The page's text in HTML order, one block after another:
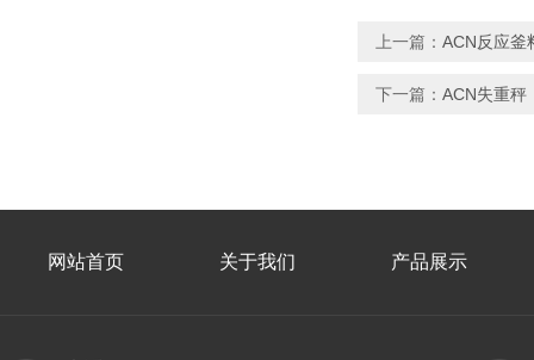
上一篇： ACN反应釜
下一篇： ACN失重秤
网站首页 关于我们 产品展示